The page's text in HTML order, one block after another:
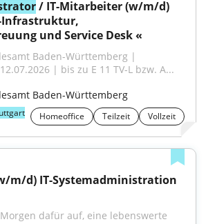
/ IT-Mitarbeiter (w/m/d)
Infrastruktur,
und Service Desk «
Baden-Württemberg |
| bis zu E 11 TV-L bzw. A...
Baden-Württemberg
Homeoffice Teilzeit Vollzeit
m/d) IT-Systemadministration
dafür auf, eine lebenswerte